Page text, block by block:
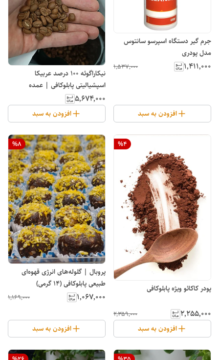
جرم گیر دستگاه اسپرسو سانتوس
مدل پودری
۱٬۴۱۱٬۰۰۰ ۱٬۵۳۷٬۰۰۰
افزودن به سبد
نیکاراگوئه 100 درصد عربیکا
اسپشیالیتی پابلوکافی | عمده
۵٬۶۷۴٬۰۰۰
افزودن به سبد
%4
پودر کاکائو ویژه پابلوکافی
۲٬۲۵۵٬۰۰۰ ۲٬۳۵۹٬۰۰۰
افزودن به سبد
%8
پروبال | گلوله‌های انرژی قهوه‌ای
طبیعی پابلوکافی (14 گرمی)
۱٬۰۶۷٬۰۰۰ ۱٬۱۶۹٬۰۰۰
افزودن به سبد